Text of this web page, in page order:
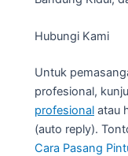
Hubungi Kami
Untuk
profesional,
profesional atau
(auto reply).
Cara Pasang